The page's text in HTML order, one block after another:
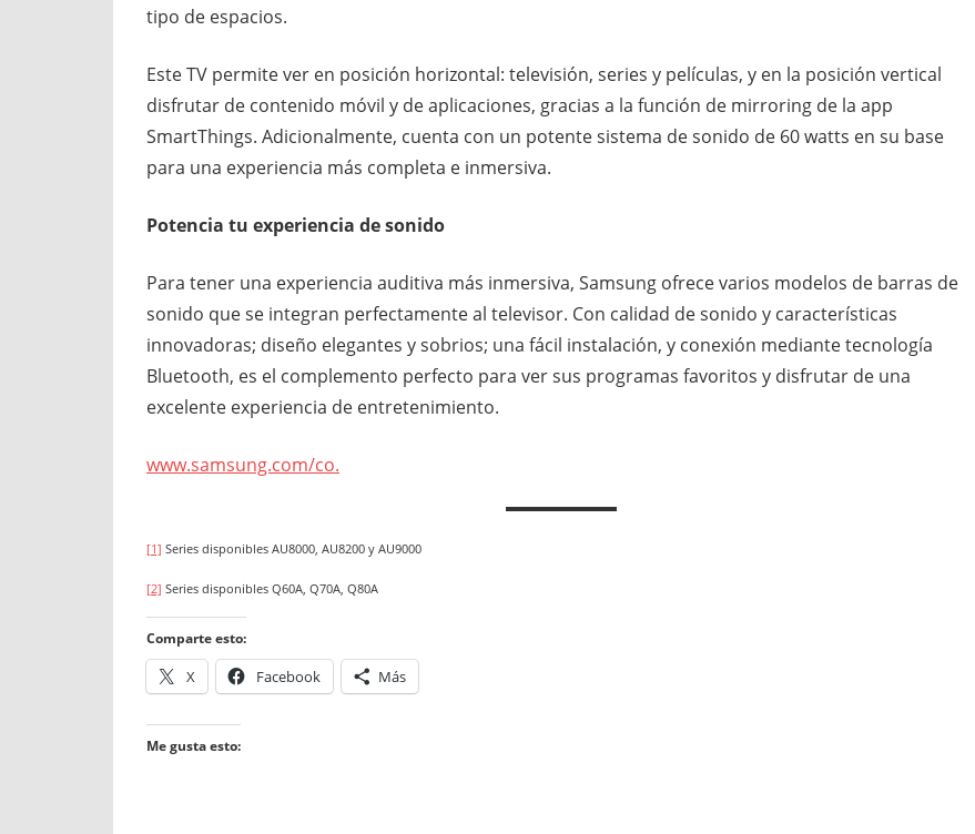
tipo de espacios.
Este TV permite ver en posición horizontal: televisión, series y películas, y en la posición vertical
disfrutar de contenido móvil y de aplicaciones, gracias a la función de mirroring de la app
SmartThings. Adicionalmente, cuenta con un potente sistema de sonido de 60 watts en su base
para una experiencia más completa e inmersiva.
Potencia tu experiencia de sonido
Para tener una experiencia auditiva más inmersiva, Samsung ofrece varios modelos de barras de
sonido que se integran perfectamente al televisor. Con calidad de sonido y características
innovadoras; diseño elegantes y sobrios; una fácil instalación, y conexión mediante tecnología
Bluetooth, es el complemento perfecto para ver sus programas favoritos y disfrutar de una
excelente experiencia de entretenimiento.
www.samsung.com/co.
[1] Series disponibles AU8000, AU8200 y AU9000
[2] Series disponibles Q60A, Q70A, Q80A
Comparte esto:
X Facebook Más
Me gusta esto: